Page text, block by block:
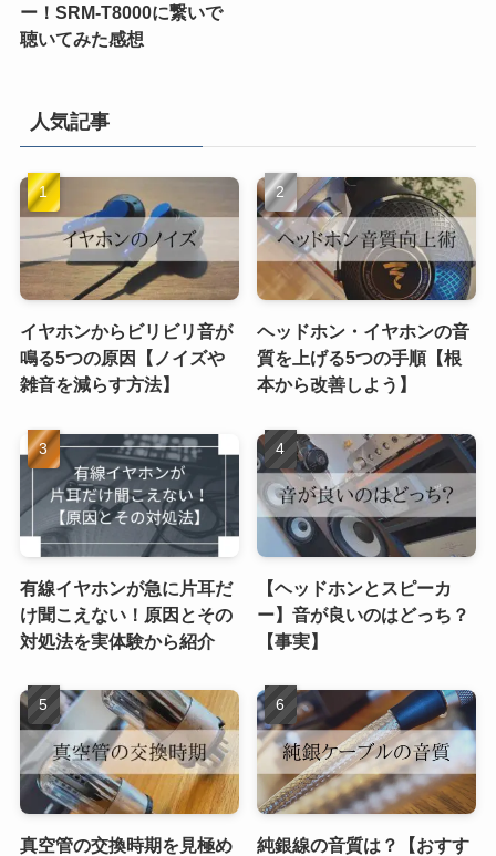
ー！SRM-T8000に繋いで
聴いてみた感想
人気記事
イヤホンからビリビリ音が
鳴る5つの原因【ノイズや
雑音を減らす方法】
ヘッドホン・イヤホンの音
質を上げる5つの手順【根
本から改善しよう】
有線イヤホンが急に片耳だ
け聞こえない！原因とその
対処法を実体験から紹介
【ヘッドホンとスピーカ
ー】音が良いのはどっち？
【事実】
真空管の交換時期を見極め
純銀線の音質は？【おすす